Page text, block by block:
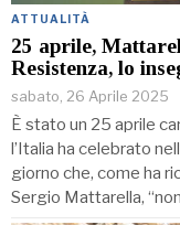
ATTUALITÀ
25 aprile,
Resistenza, lo
sabato, 26 Aprile 2025
È stato un 25 aprile
l’Italia ha celebrato
giorno che, come ha
Sergio Mattarella,